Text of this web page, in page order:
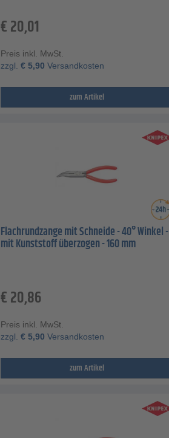
€20,01
Preis inkl. MwSt.
zzgl. € 5,90 Versandkosten
zum Artikel
Flachrundzange mit Schneide - 40° Winkel -
mit Kunststoff überzogen - 160 mm
€20,86
Preis inkl. MwSt.
zzgl. € 5,90 Versandkosten
zum Artikel